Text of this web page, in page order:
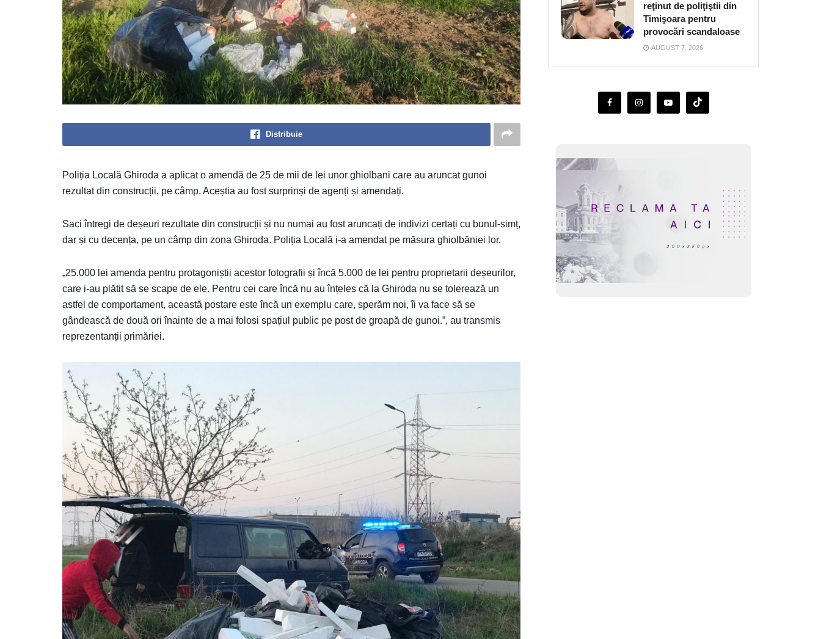
Distribuie
Poliția Locală Ghiroda a aplicat o amendă de 25 de mii de lei unor ghiolbani care au aruncat gunoi
rezultat din construcții, pe câmp. Aceștia au fost surprinși de agenți și amendați.
Saci întregi de deșeuri rezultate din construcții și nu numai au fost aruncați de indivizi certați cu bunul-simț,
dar și cu decența, pe un câmp din zona Ghiroda. Poliția Locală i-a amendat pe măsura ghiolbăniei lor.
„25.000 lei amenda pentru protagoniștii acestor fotografii și încă 5.000 de lei pentru proprietarii deșeurilor,
care i-au plătit să se scape de ele. Pentru cei care încă nu au înțeles că la Ghiroda nu se tolerează un
astfel de comportament, această postare este încă un exemplu care, sperăm noi, îi va face să se
gândească de două ori înainte de a mai folosi spațiul public pe post de groapă de gunoi.”, au transmis
reprezentanții primăriei.
reţinut de poliţiştii din
Timişoara pentru
provocări scandaloase
AUGUST 7, 2026